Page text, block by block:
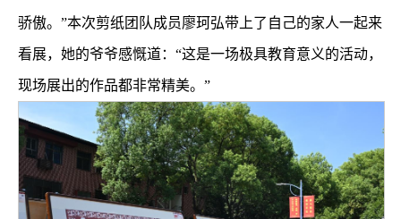
骄傲。”本次剪纸团队成员廖珂弘带上了自己的家人一起来
看展，她的爷爷感慨道：“这是一场极具教育意义的活动，
现场展出的作品都非常精美。”